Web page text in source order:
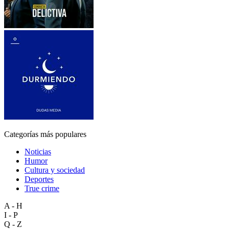
Categorías más populares
Noticias
Humor
Cultura y sociedad
Deportes
True crime
A - H
I - P
Q - Z